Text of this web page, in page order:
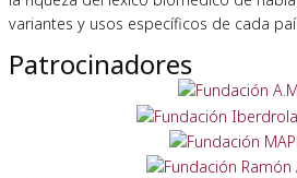
variantes y usos específicos de cada
Patrocinadores